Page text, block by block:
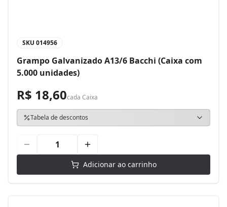
SKU 014956
Grampo Galvanizado A13/6 Bacchi (Caixa com
5.000 unidades)
R$ 18,60cada Caixa
Tabela de descontos
Adicionar ao carrinho